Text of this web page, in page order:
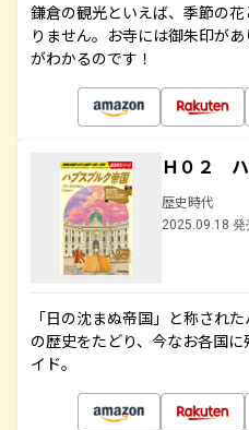
鎌倉の観光といえば、季節の
りません。お寺には御朱印が
がわかるのです！
Ｈ０２ ハ
歴史時代
2025.09.18 発
「日の沈まぬ帝国」と称され
の歴史をたどり、今なお各国
イド。